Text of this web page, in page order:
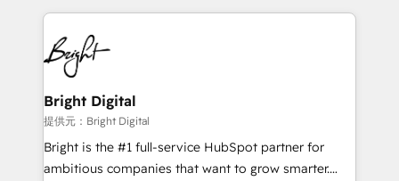
HubSpot COS Performance Award 🏆2014 HubSpot
COS Design Award 🏆2013 HubSpot Marketplace
Partner 📆Founded in 1997
automation, integration, and AI innovation to deliver
lasting impact. We specialize in: • Turnkey and end-
to-end HubSpot implementations • Onboarding for
Sales, Service, Marketing & Content Hubs • AI voice
and chat agents, predictive automation, and smart
workflows • Salesforce + HubSpot integration •
RevOps and AI-driven sales enablement • Website
design and CMS development • ERP integration: SAP,
Bright Digital
提供元：Bright Digital
Bright is the #1 full-service HubSpot partner for
ambitious companies that want to grow smarter.